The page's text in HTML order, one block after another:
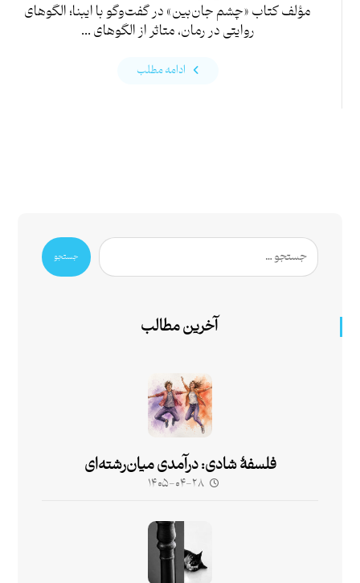
مؤلف کتاب «چشم جان‌بین» در گفت‌وگو با ایبنا؛ الگوهای
روایتی در رمان، متاثر از الگوهای ...
ادامه مطلب
جستجو
آخرین مطالب
فلسفۀ شادی: درآمدی میان‌رشته‌ای
۱۴۰۵-۰۴-۲۸